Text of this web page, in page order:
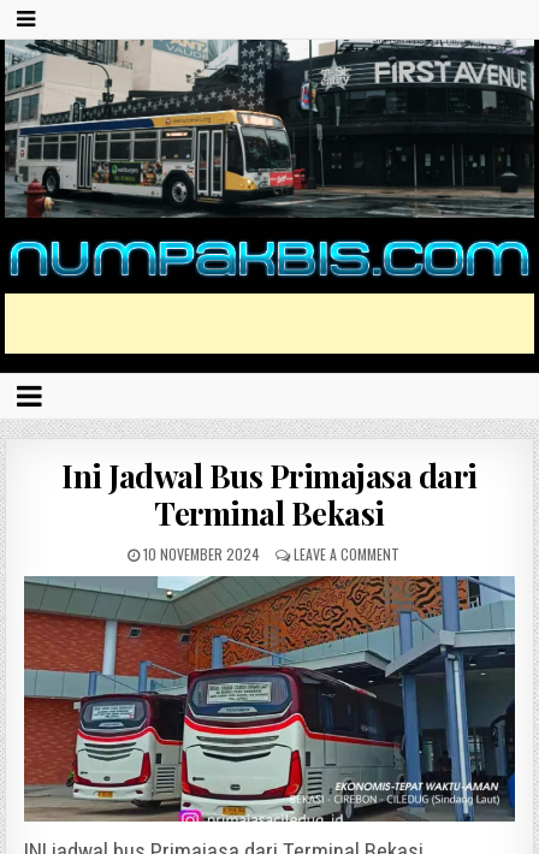
Ini Jadwal Bus Primajasa dari
Terminal Bekasi
10 NOVEMBER 2024 LEAVE A COMMENT